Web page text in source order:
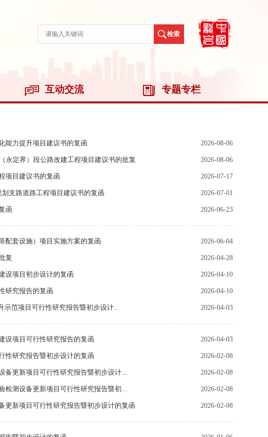
互动交流 专题专栏
2026-08-06
能力提升项目建议书的复函
2026-08-06
永定界）段公路改建工程项目建议书的批复
2026-07-17
项目建议书的复函
2026-07-01
支路道路工程项目建议书的复函
2026-06-23
函
2026-06-04
配套设施）项目实施方案的复函
2026-04-28
复
2026-04-10
设项目初步设计的复函
2026-04-10
研究报告的复函
2026-04-03
示范项目可行性研究报告暨初步设计...
2026-04-03
设项目可行性研究报告的复函
2026-02-08
性研究报告暨初步设计的复函
2026-02-08
备更新项目可行性研究报告暨初步设计...
2026-02-08
检测设备更新项目可行性研究报告暨初...
2026-02-08
更新项目可行性研究报告暨初步设计的复函